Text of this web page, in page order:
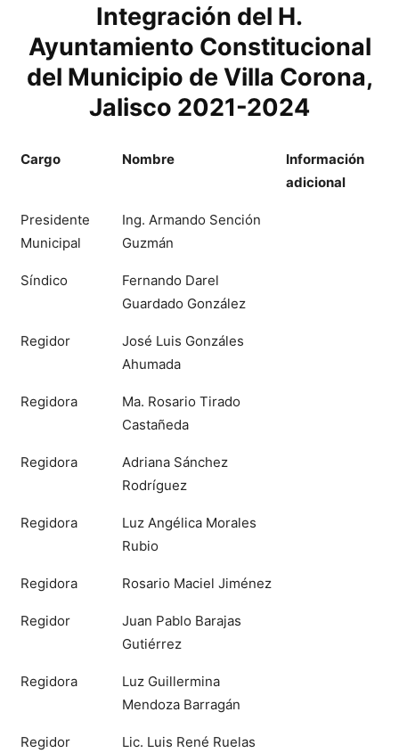
Integración del H.
Ayuntamiento Constitucional
del Municipio de Villa Corona,
Jalisco 2021-2024
Cargo Nombre
Información
adicional
Presidente
Municipal
Ing. Armando Sención
Guzmán
Síndico
Fernando Darel
Guardado González
Regidor
José Luis Gonzáles
Ahumada
Regidora
Ma. Rosario Tirado
Castañeda
Regidora
Adriana Sánchez
Rodríguez
Regidora
Luz Angélica Morales
Rubio
Regidora Rosario Maciel Jiménez
Regidor
Juan Pablo Barajas
Gutiérrez
Regidora
Luz Guillermina
Mendoza Barragán
Regidor Lic. Luis René Ruelas